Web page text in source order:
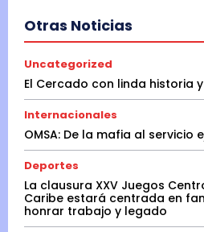
Otras Noticias
Uncategorized
El Cercado con linda historia
Internacionales
OMSA: De la mafia al servicio
Deportes
La clausura XXV Juegos
Caribe estará centrada en
honrar trabajo y legado